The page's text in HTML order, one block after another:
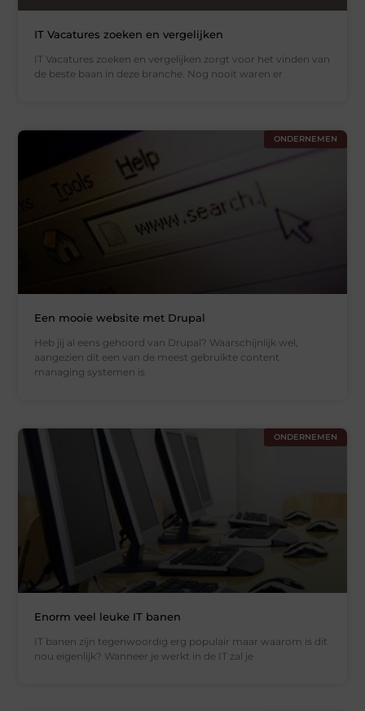
IT Vacatures zoeken en vergelijken
IT Vacatures zoeken en vergelijken zorgt voor het vinden van
de beste baan in deze branche. Nog nooit waren er
ONDERNEMEN
Een mooie website met Drupal
Heb jij al eens gehoord van Drupal? Waarschijnlijk wel,
aangezien dit een van de meest gebruikte content
managing systemen is
ONDERNEMEN
Enorm veel leuke IT banen
IT banen zijn tegenwoordig erg populair maar waarom is dit
nou eigenlijk? Wanneer je werkt in de IT zal je